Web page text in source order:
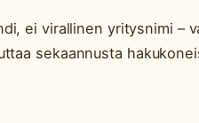
ei virallinen yritysnimi –
sekaannusta